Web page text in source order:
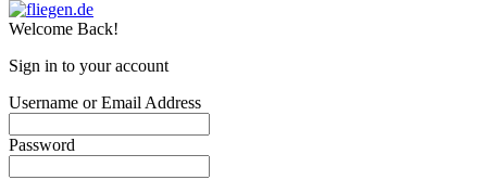
Welcome Back!
Sign in to your account
Username or Email Address
Password